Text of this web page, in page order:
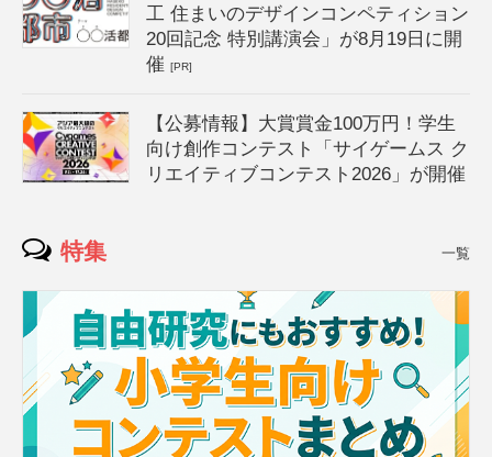
工 住まいのデザインコンペティション
20回記念 特別講演会」が8月19日に開
催[PR]
【公募情報】大賞賞金100万円！学生
向け創作コンテスト「サイゲームス ク
リエイティブコンテスト2026」が開催
特集 一覧